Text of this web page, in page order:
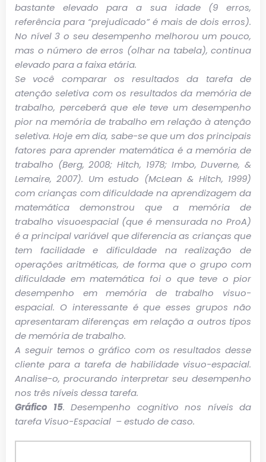
bastante elevado para a sua idade (9 erros,
referência para “prejudicado” é mais de dois erros).
No nível 3 o seu desempenho melhorou um pouco,
mas o número de erros (olhar na tabela), continua
elevado para a faixa etária.
Se você comparar os resultados da tarefa de
atenção seletiva com os resultados da memória de
trabalho, perceberá que ele teve um desempenho
pior na memória de trabalho em relação à atenção
seletiva. Hoje em dia, sabe-se que um dos principais
fatores para aprender matemática é a memória de
trabalho (Berg, 2008; Hitch, 1978; Imbo, Duverne, &
Lemaire, 2007). Um estudo (McLean & Hitch, 1999)
com crianças com dificuldade na aprendizagem da
matemática demonstrou que a memória de
trabalho visuoespacial (que é mensurada no ProA)
é a principal variável que diferencia as crianças que
tem facilidade e dificuldade na realização de
operações aritméticas, de forma que o grupo com
dificuldade em matemática foi o que teve o pior
desempenho em memória de trabalho visuo-
espacial. O interessante é que esses grupos não
apresentaram diferenças em relação a outros tipos
de memória de trabalho.
A seguir temos o gráfico com os resultados desse
cliente para a tarefa de habilidade visuo-espacial.
Analise-o, procurando interpretar seu desempenho
nos três níveis dessa tarefa.
Gráfico 15. Desempenho cognitivo nos níveis da
tarefa Visuo-Espacial – estudo de caso.